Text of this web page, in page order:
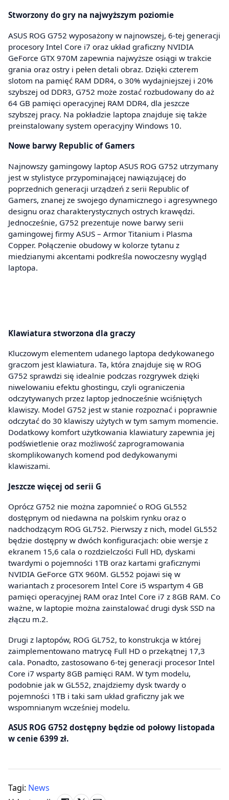
Stworzony do gry na najwyższym poziomie
ASUS ROG G752 wyposażony w najnowszej, 6-tej generacji
procesory Intel Core i7 oraz układ graficzny NVIDIA
GeForce GTX 970M zapewnia najwyższe osiągi w trakcie
grania oraz ostry i pełen detali obraz. Dzięki czterem
slotom na pamięć RAM DDR4, o 30% wydajniejszej i 20%
szybszej od DDR3, G752 może zostać rozbudowany do aż
64 GB pamięci operacyjnej RAM DDR4, dla jeszcze
szybszej pracy. Na pokładzie laptopa znajduje się także
preinstalowany system operacyjny Windows 10.
Nowe barwy Republic of Gamers
Najnowszy gamingowy laptop ASUS ROG G752 utrzymany
jest w stylistyce przypominającej nawiązującej do
poprzednich generacji urządzeń z serii Republic of
Gamers, znanej ze swojego dynamicznego i agresywnego
designu oraz charakterystycznych ostrych krawędzi.
Jednocześnie, G752 prezentuje nowe barwy serii
gamingowej firmy ASUS – Armor Titanium i Plasma
Copper. Połączenie obudowy w kolorze tytanu z
miedzianymi akcentami podkreśla nowoczesny wygląd
laptopa.
Klawiatura stworzona dla graczy
Kluczowym elementem udanego laptopa dedykowanego
graczom jest klawiatura. Ta, która znajduje się w ROG
G752 sprawdzi się idealnie podczas rozgrywek dzięki
niwelowaniu efektu ghostingu, czyli ograniczenia
odczytywanych przez laptop jednocześnie wciśniętych
klawiszy. Model G752 jest w stanie rozpoznać i poprawnie
odczytać do 30 klawiszy użytych w tym samym momencie.
Dodatkowy komfort użytkowania klawiatury zapewnia jej
podświetlenie oraz możliwość zaprogramowania
skomplikowanych komend pod dedykowanymi
klawiszami.
Jeszcze więcej od serii G
Oprócz G752 nie można zapomnieć o ROG GL552
dostępnym od niedawna na polskim rynku oraz o
nadchodzącym ROG GL752. Pierwszy z nich, model GL552
będzie dostępny w dwóch konfiguracjach: obie wersje z
ekranem 15,6 cala o rozdzielczości Full HD, dyskami
twardymi o pojemności 1TB oraz kartami graficznymi
NVIDIA GeForce GTX 960M. GL552 pojawi się w
wariantach z procesorem Intel Core i5 wspartym 4 GB
pamięci operacyjnej RAM oraz Intel Core i7 z 8GB RAM. Co
ważne, w laptopie można zainstalować drugi dysk SSD na
złączu m.2.
Drugi z laptopów, ROG GL752, to konstrukcja w której
zaimplementowano matrycę Full HD o przekątnej 17,3
cala. Ponadto, zastosowano 6-tej generacji procesor Intel
Core i7 wsparty 8GB pamięci RAM. W tym modelu,
podobnie jak w GL552, znajdziemy dysk twardy o
pojemności 1TB i taki sam układ graficzny jak we
wspomnianym wcześniej modelu.
ASUS ROG G752 dostępny będzie od połowy listopada
w cenie 6399 zł.
Tagi: News